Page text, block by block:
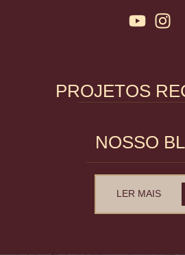
PROJETOS
NOSSO
LER MAIS